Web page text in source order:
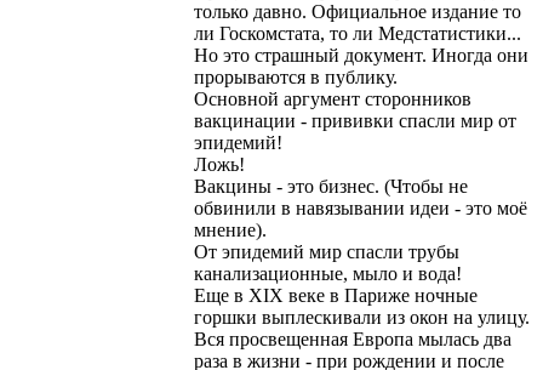
только давно. Официальное издание то
ли Госкомстата, то ли Медстатистики...
Но это страшный документ. Иногда они
прорываются в публику.
Основной аргумент сторонников
вакцинации - прививки спасли мир от
эпидемий!
Ложь!
Вакцины - это бизнес. (Чтобы не
обвинили в навязывании идеи - это моё
мнение).
От эпидемий мир спасли трубы
канализационные, мыло и вода!
Еще в XIX веке в Париже ночные
горшки выплескивали из окон на улицу.
Вся просвещенная Европа мылась два
раза в жизни - при рождении и после